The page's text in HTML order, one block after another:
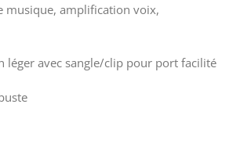
musique, amplification voix,
léger avec sangle/clip pour port facilité